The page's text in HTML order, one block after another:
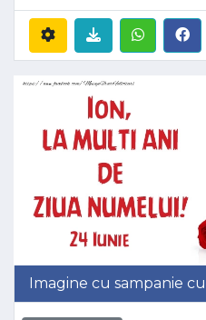
Imagine cu sampanie